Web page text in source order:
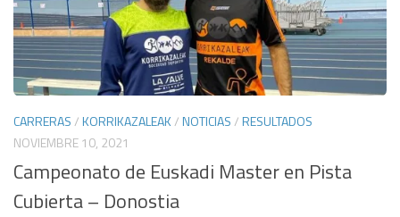
CARRERAS/KORRIKAZALEAK/NOTICIAS/RESULTADOS
NOVIEMBRE 10, 2021
Campeonato de Euskadi Master en Pista
Cubierta – Donostia